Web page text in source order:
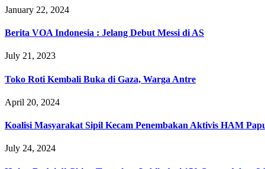
January 22, 2024
Berita VOA Indonesia : Jelang Debut Messi di AS
July 21, 2023
Toko Roti Kembali Buka di Gaza, Warga Antre
April 20, 2024
Koalisi Masyarakat Sipil Kecam Penembakan Aktivis HAM
July 24, 2024